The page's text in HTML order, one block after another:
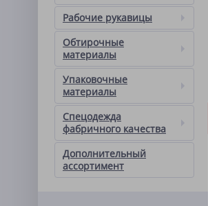
Рабочие рукавицы
Обтирочные
материалы
Упаковочные
материалы
Спецодежда
фабричного качества
Дополнительный
ассортимент